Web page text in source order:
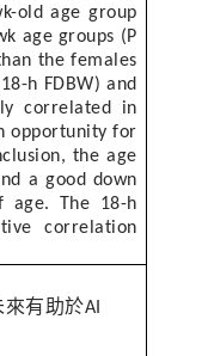
old age group
age groups (P
the females
h FDBW) and
correlated in
opportunity for
the age
a good down
age. The 18-h
correlation
來有助於AI